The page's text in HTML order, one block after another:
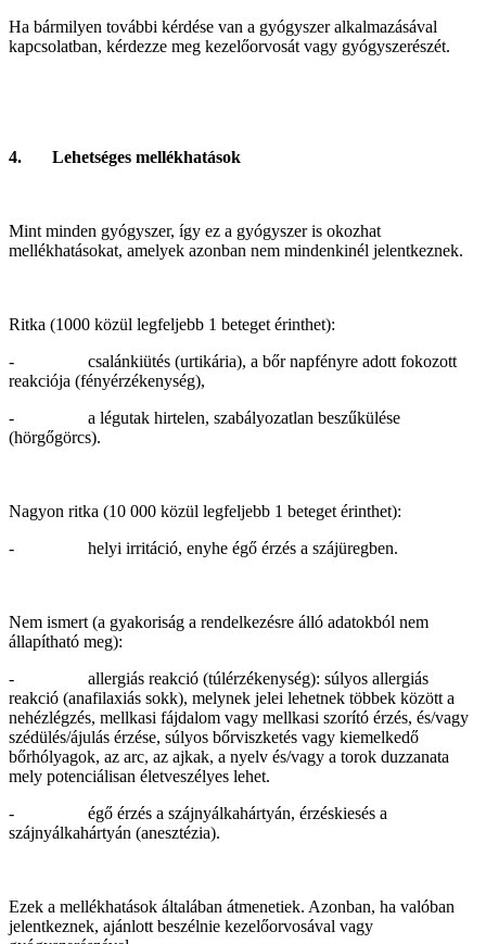
Ha bármilyen további kérdése van a gyógyszer alkalmazásával
kapcsolatban, kérdezze meg kezelőorvosát vagy gyógyszerészét.
4. Lehetséges mellékhatások
Mint minden gyógyszer, így ez a gyógyszer is okozhat
mellékhatásokat, amelyek azonban nem mindenkinél jelentkeznek.
Ritka (1000 közül legfeljebb 1 beteget érinthet):
- csalánkiütés (urtikária), a bőr napfényre adott fokozott
reakciója (fényérzékenység),
- a légutak hirtelen, szabályozatlan beszűkülése
(hörgőgörcs).
Nagyon ritka (10 000 közül legfeljebb 1 beteget érinthet):
- helyi irritáció, enyhe égő érzés a szájüregben.
Nem ismert (a gyakoriság a rendelkezésre álló adatokból nem
állapítható meg):
- allergiás reakció (túlérzékenység): súlyos allergiás
reakció (anafilaxiás sokk), melynek jelei lehetnek többek között a
nehézlégzés, mellkasi fájdalom vagy mellkasi szorító érzés, és/vagy
szédülés/ájulás érzése, súlyos bőrviszketés vagy kiemelkedő
bőrhólyagok, az arc, az ajkak, a nyelv és/vagy a torok duzzanata
mely potenciálisan életveszélyes lehet.
- égő érzés a szájnyálkahártyán, érzéskiesés a
szájnyálkahártyán (anesztézia).
Ezek a mellékhatások általában átmenetiek. Azonban, ha valóban
jelentkeznek, ajánlott beszélnie kezelőorvosával vagy